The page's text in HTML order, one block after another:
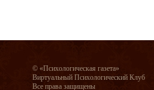
© «Психологическая газета»
Виртуальный Психологический Клуб
Все права защищены